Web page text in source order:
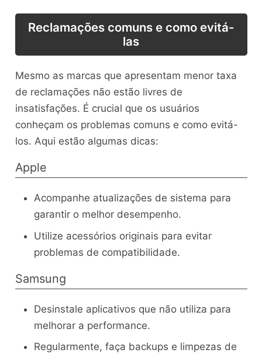
Reclamações comuns e como evitá-
las
Mesmo as marcas que apresentam menor taxa
de reclamações não estão livres de
insatisfações. É crucial que os usuários
conheçam os problemas comuns e como evitá-
los. Aqui estão algumas dicas:
Apple
Acompanhe atualizações de sistema para
garantir o melhor desempenho.
Utilize acessórios originais para evitar
problemas de compatibilidade.
Samsung
Desinstale aplicativos que não utiliza para
melhorar a performance.
Regularmente, faça backups e limpezas de